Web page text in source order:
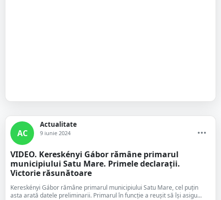
AC
Actualitate
9 iunie 2024
VIDEO. Kereskényi Gábor rămâne primarul
municipiului Satu Mare. Primele declarații.
Victorie răsunătoare
Kereskényi Gábor rămâne primarul municipiului Satu Mare, cel puțin
asta arată datele preliminarii. Primarul în funcție a reușit să își asigu...